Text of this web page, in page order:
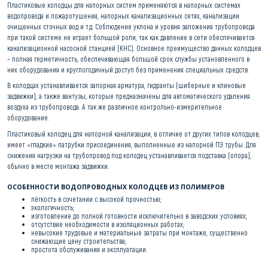
Пластиковые колодцы для напорных систем применяются в напорных системах
водопровода и пожаротушения, напорных канализационных сетях, канализации
очищенных сточных вод и т.д. Соблюдение уклона и уровня заложения трубопровода
при такой системе не играет большой роли, так как давление в сети обеспечивается
канализационной насосной станцией (КНС). Основное преимущество данных колодцев
– полная герметичность, обеспечивающая большой срок службы установленного в
них оборудования и круглогодичный доступ без применения специальных средств.
В колодцах устанавливается запорная арматура, гидранты (шиберные и клиновые
задвижки), а также вантузы, которые предназначены для автоматического удаления
воздуха из трубопровода. А так же различное контрольно-измерительное
оборудование.
Пластиковый колодец для напорной канализации, в отличие от других типов колодцев,
имеет «гладкие» патрубки присоединения, выполненные из напорной ПЭ трубы. Для
снижения нагрузки на трубопровод под колодец устанавливается подставка (опора),
обычно в месте монтажа задвижки.
ОСОБЕННОСТИ ВОДОПРОВОДНЫХ КОЛОДЦЕВ ИЗ ПОЛИМЕРОВ
лёгкость в сочетании с высокой прочностью;
экологичность;
изготовление до полной готовности исключительно в заводских условиях;
отсутствие необходимости в изоляционных работах;
невысокие трудовые и материальные затраты при монтаже, существенно
снижающие цену строительства;
простота обслуживания и эксплуатации.